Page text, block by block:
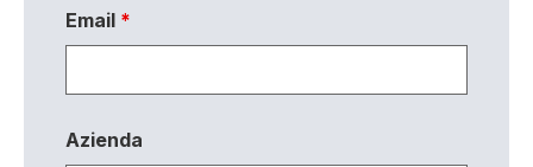
Email *
Azienda